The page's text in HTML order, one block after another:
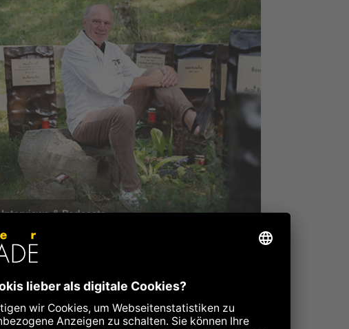
Interviews & Podcasts
Vom Kuhstall zum Schoko-
08.09.2020 Redakteur
Josef Zotter über seine Pleite als